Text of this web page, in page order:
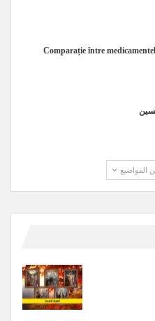
Comparație între
المواضيع